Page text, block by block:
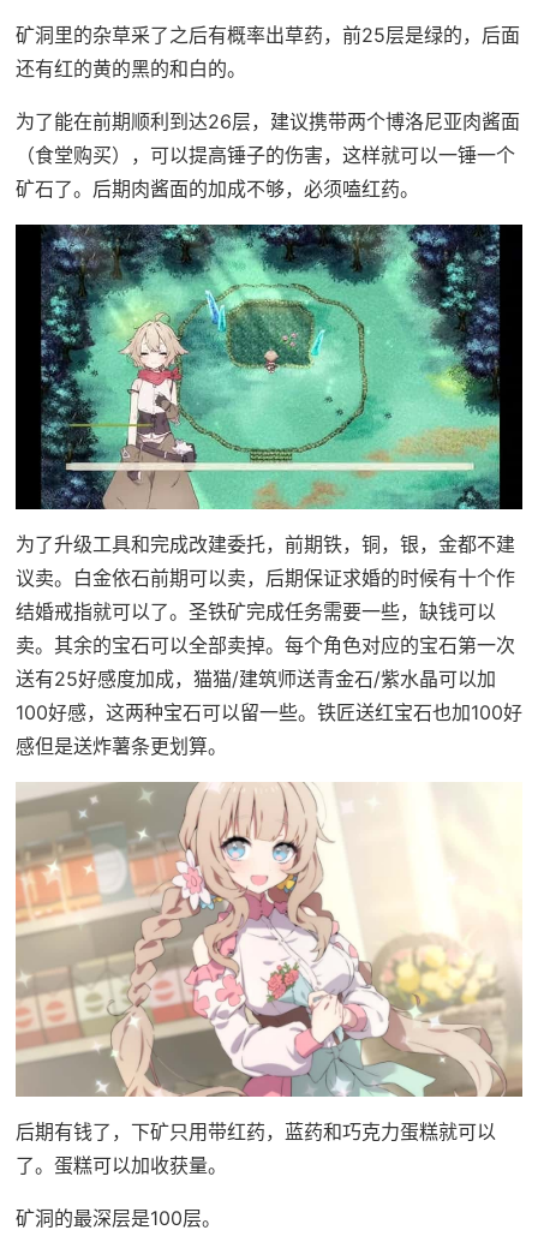
矿洞里的杂草采了之后有概率出草药，前25层是绿的，后面
还有红的黄的黑的和白的。
为了能在前期顺利到达26层，建议携带两个博洛尼亚肉酱面
（食堂购买），可以提高锤子的伤害，这样就可以一锤一个
矿石了。后期肉酱面的加成不够，必须嗑红药。
为了升级工具和完成改建委托，前期铁，铜，银，金都不建
议卖。白金依石前期可以卖，后期保证求婚的时候有十个作
结婚戒指就可以了。圣铁矿完成任务需要一些，缺钱可以
卖。其余的宝石可以全部卖掉。每个角色对应的宝石第一次
送有25好感度加成，猫猫/建筑师送青金石/紫水晶可以加
100好感，这两种宝石可以留一些。铁匠送红宝石也加100好
感但是送炸薯条更划算。
后期有钱了，下矿只用带红药，蓝药和巧克力蛋糕就可以
了。蛋糕可以加收获量。
矿洞的最深层是100层。